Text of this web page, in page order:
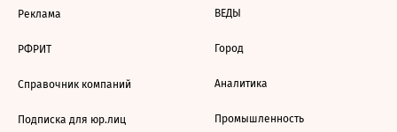
Реклама
РФРИТ
Справочник компаний
Подписка для юр.лиц
ВЕДЫ
Город
Аналитика
Промышленность